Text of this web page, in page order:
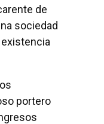
de
sociedad
existencia
portero